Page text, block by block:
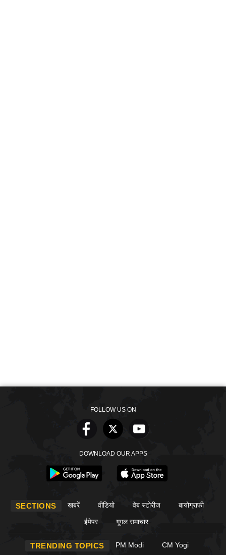
FOLLOW US ON
DOWNLOAD OUR APPS
SECTIONS खबरें वीडियो वेब स्टोरीज बायोग्राफी
ईपेपर गूगल समाचार
TRENDING TOPICS PM Modi CM Yogi